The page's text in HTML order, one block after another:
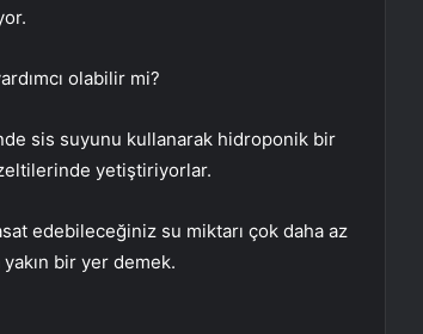
olabilir mi?
sis suyunu kullanarak hidroponik bir
yetiştiriyorlar.
edebileceğiniz su miktarı çok daha az
bir yer demek.